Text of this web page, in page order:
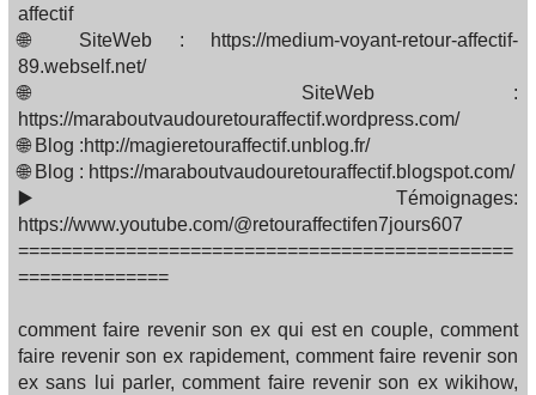
affectif
🌐 SiteWeb : https://medium-voyant-retour-affectif-
89.webself.net/
🌐 SiteWeb :
https://maraboutvaudouretouraffectif.wordpress.com/
🌐 Blog :http://magieretouraffectif.unblog.fr/
🌐 Blog : https://maraboutvaudouretouraffectif.blogspot.com/
▶️ Témoignages:
https://www.youtube.com/@retouraffectifen7jours607
==============================================
==============
comment faire revenir son ex qui est en couple, comment
faire revenir son ex rapidement, comment faire revenir son
ex sans lui parler, comment faire revenir son ex wikihow,